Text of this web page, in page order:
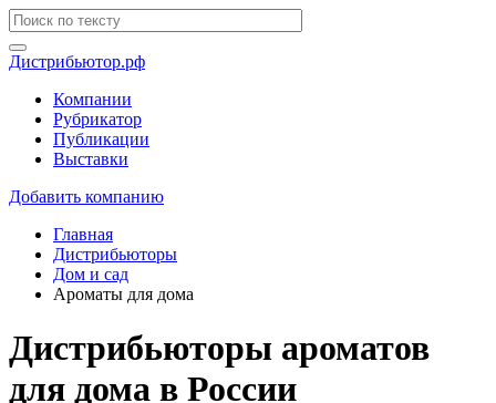
Дистрибьютор.рф
Компании
Рубрикатор
Публикации
Выставки
Добавить компанию
Главная
Дистрибьюторы
Дом и сад
Ароматы для дома
Дистрибьюторы ароматов
для дома в России